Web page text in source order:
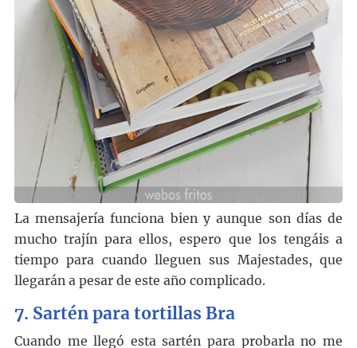
La mensajería funciona bien y aunque son días de
mucho trajín para ellos, espero que los tengáis a
tiempo para cuando lleguen sus Majestades, que
llegarán a pesar de este año complicado.
7. Sartén para tortillas Bra
Cuando me llegó esta sartén para probarla no me